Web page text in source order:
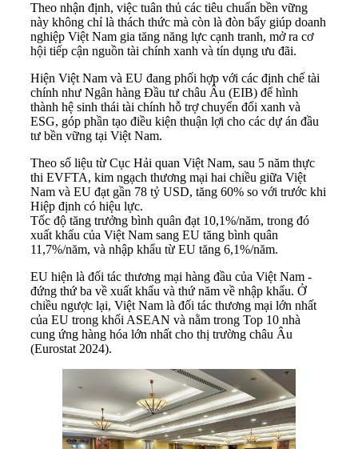
Theo nhận định, việc tuân thủ các tiêu chuẩn bền vững
này không chỉ là thách thức mà còn là đòn bẩy giúp doanh
nghiệp Việt Nam gia tăng năng lực cạnh tranh, mở ra cơ
hội tiếp cận nguồn tài chính xanh và tín dụng ưu đãi.
Hiện Việt Nam và EU đang phối hợp với các định chế tài
chính như Ngân hàng Đầu tư châu Âu (EIB) để hình
thành hệ sinh thái tài chính hỗ trợ chuyển đổi xanh và
ESG, góp phần tạo điều kiện thuận lợi cho các dự án đầu
tư bền vững tại Việt Nam.
Theo số liệu từ Cục Hải quan Việt Nam, sau 5 năm thực
thi EVFTA, kim ngạch thương mại hai chiều giữa Việt
Nam và EU đạt gần 78 tỷ USD, tăng 60% so với trước khi
Hiệp định có hiệu lực.
Tốc độ tăng trưởng bình quân đạt 10,1%/năm, trong đó
xuất khẩu của Việt Nam sang EU tăng bình quân
11,7%/năm, và nhập khẩu từ EU tăng 6,1%/năm.
EU hiện là đối tác thương mại hàng đầu của Việt Nam -
đứng thứ ba về xuất khẩu và thứ năm về nhập khẩu. Ở
chiều ngược lại, Việt Nam là đối tác thương mại lớn nhất
của EU trong khối ASEAN và nằm trong Top 10 nhà
cung ứng hàng hóa lớn nhất cho thị trường châu Âu
(Eurostat 2024).